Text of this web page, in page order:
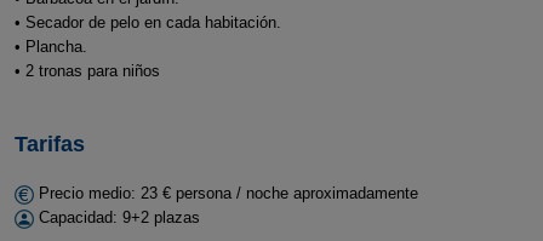
• Secador de pelo en cada habitación.
• Plancha.
• 2 tronas para niños
Tarifas
Precio medio: 23 € persona / noche aproximadamente
Capacidad: 9+2 plazas